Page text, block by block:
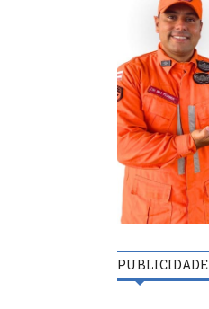
PUBLICIDADE